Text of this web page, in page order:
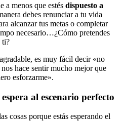
a menos que estés dispuesto a
debes renunciar a tu vida
alcanzar tus metas o completar
necesario…¿Cómo pretendes
ti?
es muy fácil decir «no
hace sentir mucho mejor que
esforzarme».
al escenario perfecto
cosas porque estás esperando el